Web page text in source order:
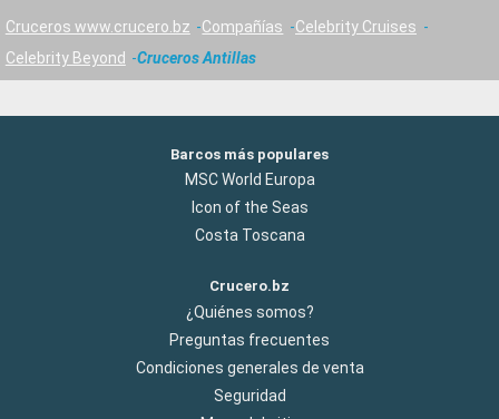
Cruceros www.crucero.bz Compañías
Celebrity Cruises
Celebrity Beyond
Cruceros Antillas
Barcos más populares
MSC World Europa
Icon of the Seas
Costa Toscana
Crucero.bz
¿Quiénes somos?
Preguntas frecuentes
Condiciones generales de venta
Seguridad